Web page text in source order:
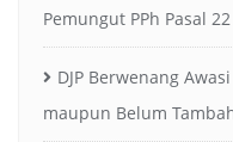
Pemungut PPh Pasal 22
DJP Berwenang
maupun Belum